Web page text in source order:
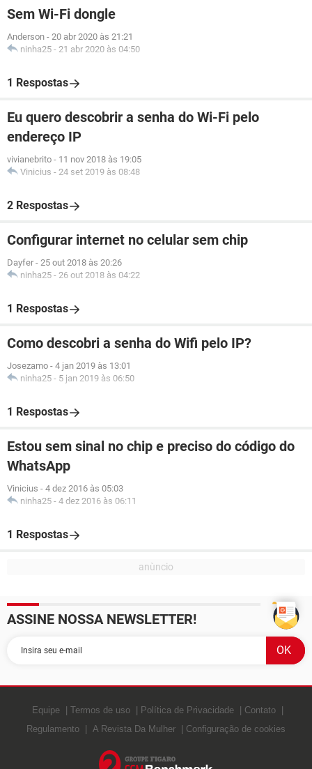
Sem Wi-Fi dongle
Anderson - 20 abr 2020 às 21:21
ninha25 - 21 abr 2020 às 04:50
1 Respostas
Eu quero descobrir a senha do Wi-Fi pelo
endereço IP
vivianebrito - 11 nov 2018 às 19:05
Vinicius - 24 set 2019 às 08:48
2 Respostas
Configurar internet no celular sem chip
Dayfer - 25 out 2018 às 20:26
ninha25 - 26 out 2018 às 04:22
1 Respostas
Como descobri a senha do Wifi pelo IP?
Josezamo - 4 jan 2019 às 13:01
ninha25 - 5 jan 2019 às 06:50
1 Respostas
Estou sem sinal no chip e preciso do código do
WhatsApp
Vinicius - 4 dez 2016 às 05:03
ninha25 - 4 dez 2016 às 06:11
1 Respostas
ASSINE NOSSA NEWSLETTER!
Equipe Termos de uso Política de Privacidade
Contato
Regulamento
A Revista Da Mulher Configuração de cookies